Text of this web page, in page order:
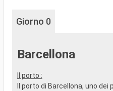
Giorno 0
Barcellona
Il porto :
Il porto di Barcellona, uno dei